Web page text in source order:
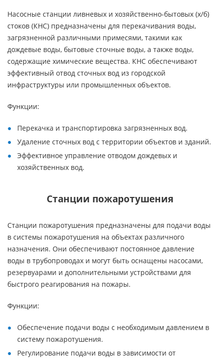
Насосные станции ливневых и хозяйственно-бытовых (х/б)
стоков (КНС) предназначены для перекачивания воды,
загрязненной различными примесями, такими как
дождевые воды, бытовые сточные воды, а также воды,
содержащие химические вещества. КНС обеспечивают
эффективный отвод сточных вод из городской
инфраструктуры или промышленных объектов.
Функции:
Перекачка и транспортировка загрязненных вод.
Удаление сточных вод с территории объектов и зданий.
Эффективное управление отводом дождевых и
хозяйственных вод.
Станции пожаротушения
Станции пожаротушения предназначены для подачи воды
в системы пожаротушения на объектах различного
назначения. Они обеспечивают постоянное давление
воды в трубопроводах и могут быть оснащены насосами,
резервуарами и дополнительными устройствами для
быстрого реагирования на пожары.
Функции:
Обеспечение подачи воды с необходимым давлением в
систему пожаротушения.
Регулирование подачи воды в зависимости от